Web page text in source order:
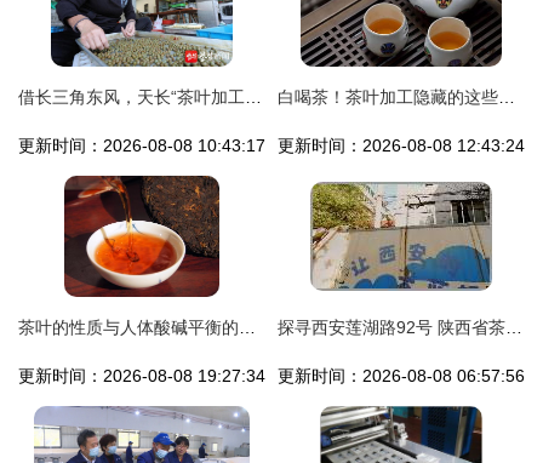
更新时间：2026-08-08 10:43:17 更新时间：2026-08-08 12:43:24
更新时间：2026-08-08 19:27:34 更新时间：2026-08-08 06:57:56